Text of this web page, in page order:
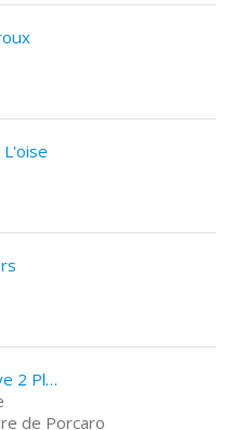
HSBC Saint-Germain-En-Laye 2 Place de L'abbé Pierre de Porcaro
de Porcaro